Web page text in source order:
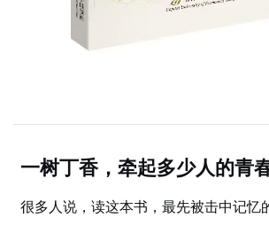
一树丁香，牵起多少人的青
很多人说，读这本书，最先被击中记忆